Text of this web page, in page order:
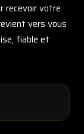
recevoir votre
vers vous
fiable et